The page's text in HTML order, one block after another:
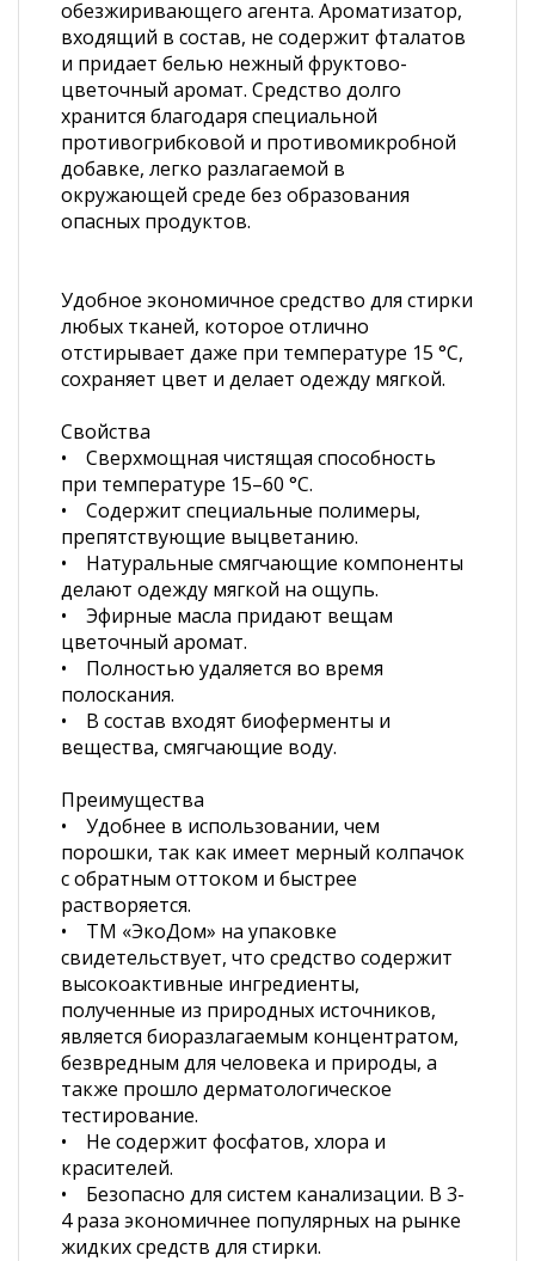
обезжиривающего агента. Ароматизатор,
входящий в состав, не содержит фталатов
и придает белью нежный фруктово-
цветочный аромат. Средство долго
хранится благодаря специальной
противогрибковой и противомикробной
добавке, легко разлагаемой в
окружающей среде без образования
опасных продуктов.
Удобное экономичное средство для стирки
любых тканей, которое отлично
отстирывает даже при температуре 15 °С,
сохраняет цвет и делает одежду мягкой.
Свойства
• Сверхмощная чистящая способность
при температуре 15–60 °C.
• Содержит специальные полимеры,
препятствующие выцветанию.
• Натуральные смягчающие компоненты
делают одежду мягкой на ощупь.
• Эфирные масла придают вещам
цветочный аромат.
• Полностью удаляется во время
полоскания.
• В состав входят биоферменты и
вещества, смягчающие воду.
Преимущества
• Удобнее в использовании, чем
порошки, так как имеет мерный колпачок
с обратным оттоком и быстрее
растворяется.
• ТМ «ЭкоДом» на упаковке
свидетельствует, что средство содержит
высокоактивные ингредиенты,
полученные из природных источников,
является биоразлагаемым концентратом,
безвредным для человека и природы, а
также прошло дерматологическое
тестирование.
• Не содержит фосфатов, хлора и
красителей.
• Безопасно для систем канализации. В 3-
4 раза экономичнее популярных на рынке
жидких средств для стирки.